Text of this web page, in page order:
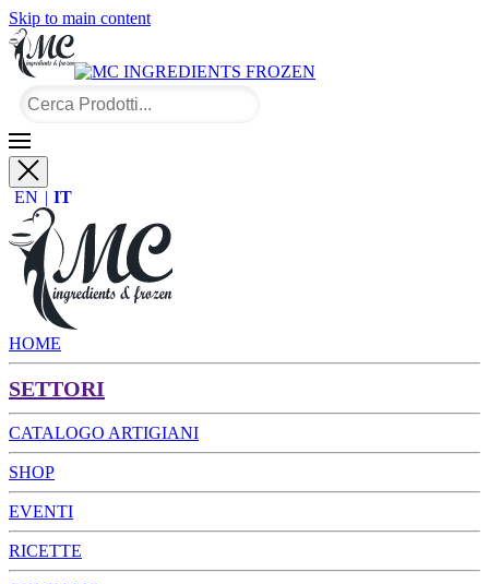
Skip to main content
EN IT
HOME
SETTORI
CATALOGO ARTIGIANI
SHOP
EVENTI
RICETTE